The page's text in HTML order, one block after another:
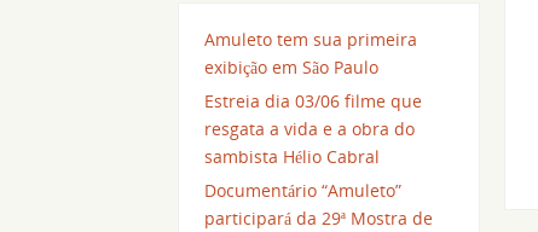
Amuleto tem sua primeira
exibição em São Paulo
Estreia dia 03/06 filme que
resgata a vida e a obra do
sambista Hélio Cabral
Documentário “Amuleto”
participará da 29ª Mostra de